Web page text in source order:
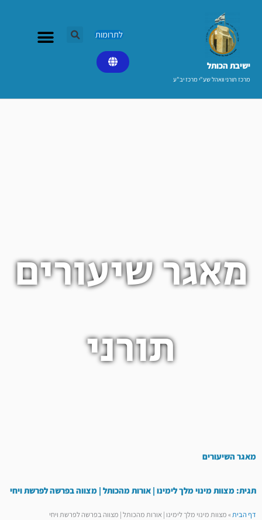
ישיבת הכותל​
מרכז תורני וואהל שע"י מרכז יב"ע
לתרומות
מאגר שיעורים
תורני
מאגר השיעורים
תגית: מצוות מינוי מלך לימינו | אורות מהכותל | מצווה בפרשה לפרשת ויחי
דף הבית»מצוות מינוי מלך לימינו | אורות מהכותל | מצווה בפרשה לפרשת ויחי